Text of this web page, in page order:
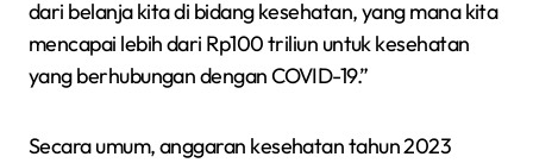
dari belanja kita di bidang kesehatan, yang mana kita
mencapai lebih dari Rp100 triliun untuk kesehatan
yang berhubungan dengan COVID-19.”
Secara umum, anggaran kesehatan tahun 2023